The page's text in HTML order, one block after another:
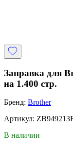
Заправка для
на 1.400 стр.
Бренд: Brother
Артикул:
В наличии